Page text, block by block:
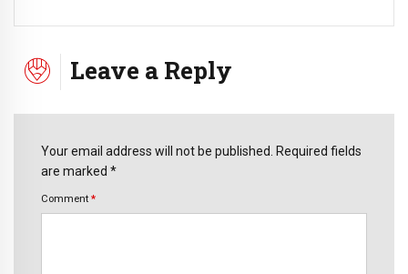
Leave a Reply
Your email address will not be published. Required fields
are marked *
Comment *